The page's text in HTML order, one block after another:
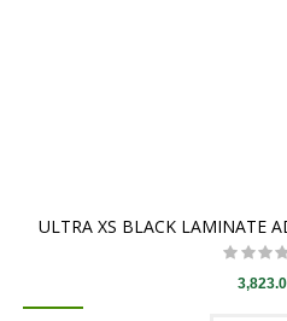
ULTRA XS BLACK LAMINATE